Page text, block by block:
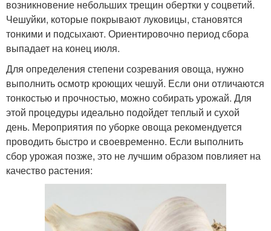
возникновение небольших трещин обертки у соцветий.
Чешуйки, которые покрывают луковицы, становятся
тонкими и подсыхают. Ориентировочно период сбора
выпадает на конец июля.
Для определения степени созревания овоща, нужно
выполнить осмотр кроющих чешуй. Если они отличаются
тонкостью и прочностью, можно собирать урожай. Для
этой процедуры идеально подойдет теплый и сухой
день. Мероприятия по уборке овоща рекомендуется
проводить быстро и своевременно. Если выполнить
сбор урожая позже, это не лучшим образом повлияет на
качество растения: